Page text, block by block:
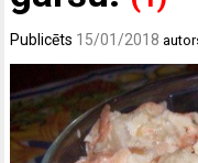
Publicēts 15/01/2018